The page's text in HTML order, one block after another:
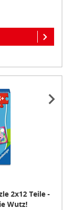
2x12 Teile -
Wutz!